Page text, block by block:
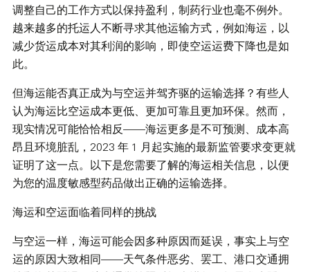
调整自己的工作方式以保持盈利，制药行业也毫不例外。
越来越多的托运人不断寻求其他运输方式，例如海运，以
减少货运成本对其利润的影响，即使空运运费下降也是如
此。
但海运能否真正成为与空运并驾齐驱的运输选择？有些人
认为海运比空运成本更低、更加可靠且更加环保。然而，
现实情况可能恰恰相反——海运更多是不可预测、成本高
昂且环境脏乱，2023 年 1 月起实施的最新监管要求变更就
证明了这一点。以下是您需要了解的海运相关信息，以便
为您的温度敏感型药品做出正确的运输选择。
海运和空运面临着同样的挑战
与空运一样，海运可能会因多种原因而延误，事实上与空
运的原因大致相同——天气条件恶劣、罢工、港口交通拥